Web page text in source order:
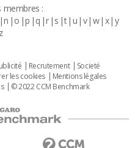
membres :
n o p q r s t u v w x y
z
Recrutement
Societé
les cookies
Mentions légales
© 2022 CCM Benchmark